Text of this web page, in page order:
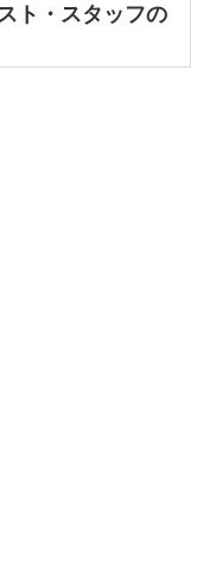
ト・スタッフの